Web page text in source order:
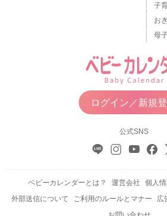
子
お
母
ログイン／新規
公式SNS
ベビーカレンダーとは？ 運営会社
個人
外部送信について
ご利用のルールとマナー 広